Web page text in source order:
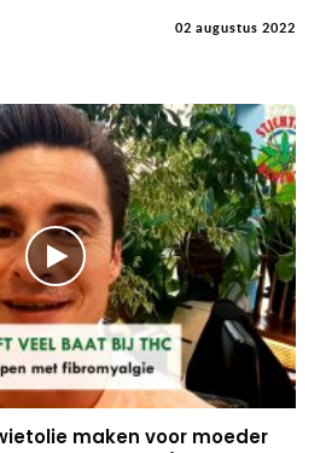
02 augustus 2022
maken voor moeder